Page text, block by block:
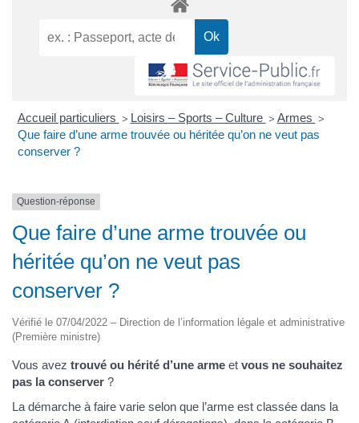
Accueil particuliers > Loisirs – Sports – Culture > Armes >
Que faire d’une arme trouvée ou héritée qu’on ne veut pas
conserver ?
Question-réponse
Que faire d’une arme trouvée ou
héritée qu’on ne veut pas
conserver ?
Vérifié le 07/04/2022 – Direction de l’information légale et administrative
(Première ministre)
Vous avez trouvé ou hérité d’une arme et vous ne souhaitez
pas la conserver ?
La démarche à faire varie selon que l’arme est classée dans la